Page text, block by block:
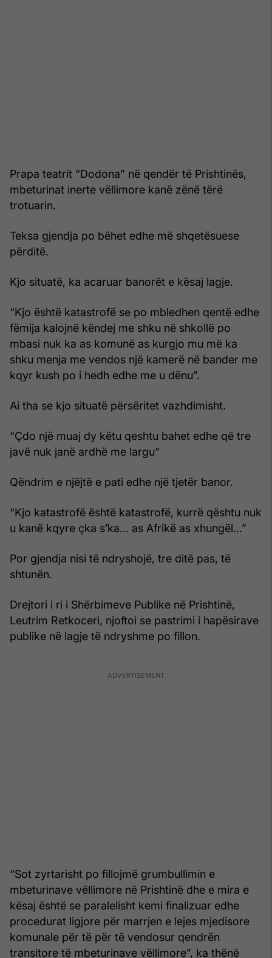
Prapa teatrit “Dodona” në qendër të Prishtinës,
mbeturinat inerte vëllimore kanë zënë tërë
trotuarin.
Teksa gjendja po bëhet edhe më shqetësuese
përditë.
Kjo situatë, ka acaruar banorët e kësaj lagje.
“Kjo është katastrofë se po mbledhen qentë edhe
fëmija kalojnë këndej me shku në shkollë po
mbasi nuk ka as komunë as kurgjo mu më ka
shku menja me vendos një kamerë në bander me
kqyr kush po i hedh edhe me u dënu”.
Ai tha se kjo situatë përsëritet vazhdimisht.
“Çdo një muaj dy këtu qeshtu bahet edhe që tre
javë nuk janë ardhë me largu”
Qëndrim e njëjtë e pati edhe një tjetër banor.
“Kjo katastrofë është katastrofë, kurrë qështu nuk
u kanë kqyre çka s’ka… as Afrikë as xhungël…”
Por gjendja nisi të ndryshojë, tre ditë pas, të
shtunën.
Drejtori i ri i Shërbimeve Publike në Prishtinë,
Leutrim Retkoceri, njoftoi se pastrimi i hapësirave
publike në lagje të ndryshme po fillon.
“Sot zyrtarisht po fillojmë grumbullimin e
mbeturinave vëllimore në Prishtinë dhe e mira e
kësaj është se paralelisht kemi finalizuar edhe
procedurat ligjore për marrjen e lejes mjedisore
komunale për të për të vendosur qendrën
transitore të mbeturinave vëllimore”, ka thënë